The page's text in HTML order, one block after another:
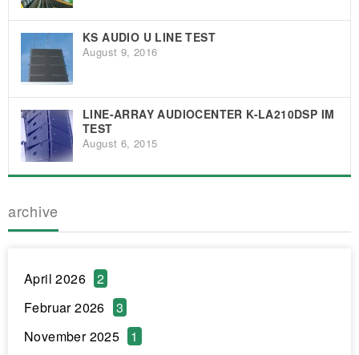
KS AUDIO U LINE TEST
August 9, 2016
LINE-ARRAY AUDIOCENTER K-LA210DSP IM
TEST
August 6, 2015
archive
April 2026
2
Februar 2026
3
November 2025
1